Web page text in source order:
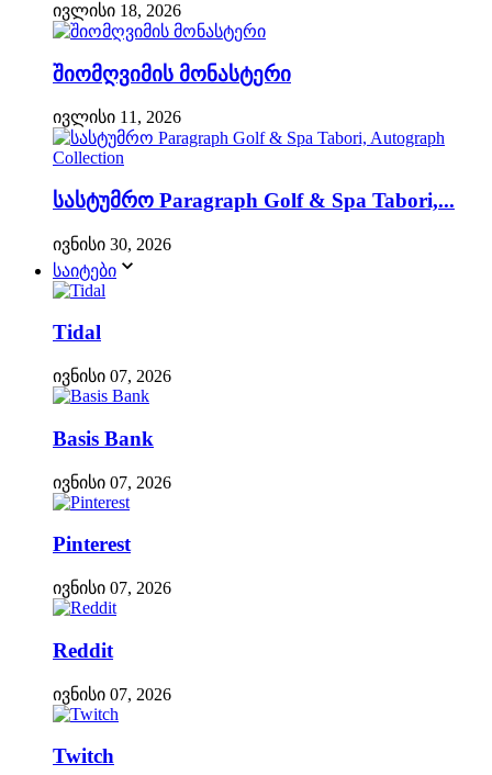
ივლისი 18, 2026
შიომღვიმის მონასტერი
ივლისი 11, 2026
სასტუმრო Paragraph Golf & Spa Tabori,...
ივნისი 30, 2026
საიტები
Tidal
ივნისი 07, 2026
Basis Bank
ივნისი 07, 2026
Pinterest
ივნისი 07, 2026
Reddit
ივნისი 07, 2026
Twitch